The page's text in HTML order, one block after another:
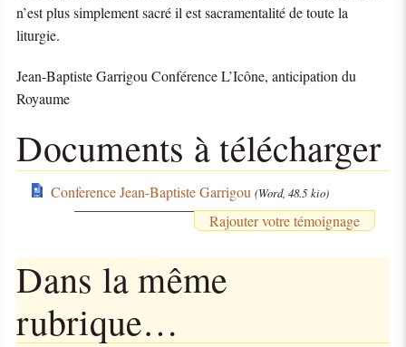
n’est plus simplement sacré il est sacramentalité de toute la
liturgie.
Jean-Baptiste Garrigou Conférence L’Icône, anticipation du
Royaume
Documents à télécharger
Conference Jean-Baptiste Garrigou (Word, 48.5 kio)
Rajouter votre témoignage
Dans la même
rubrique…